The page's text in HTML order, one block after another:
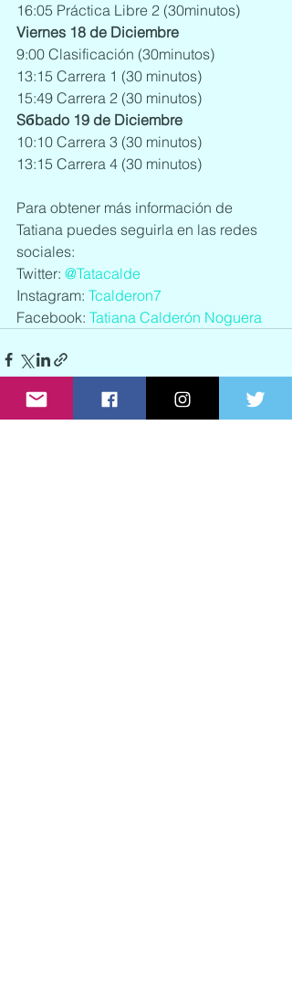
16:05 Práctica Libre 2 (30minutos)
Viernes 18 de Diciembre
9:00 Clasificación (30minutos)
13:15 Carrera 1 (30 minutos)
15:49 Carrera 2 (30 minutos)
Sбbado 19 de Diciembre
10:10 Carrera 3 (30 minutos)
13:15 Carrera 4 (30 minutos)
Para obtener más información de
Tatiana puedes seguirla en las redes
sociales:
Twitter: @Tatacalde
Instagram: Tcalderon7
Facebook: Tatiana Calderón Noguera